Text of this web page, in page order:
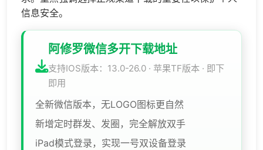
信息安全。
阿修罗微信多开下载地址
支持IOS版本：13.0-26.0 · 苹果TF版本 · 即下
即用
全新微信版本，无LOGO图标更自然
新增定时群发、发圈，完全解放双手
iPad模式登录，实现一号双设备登录